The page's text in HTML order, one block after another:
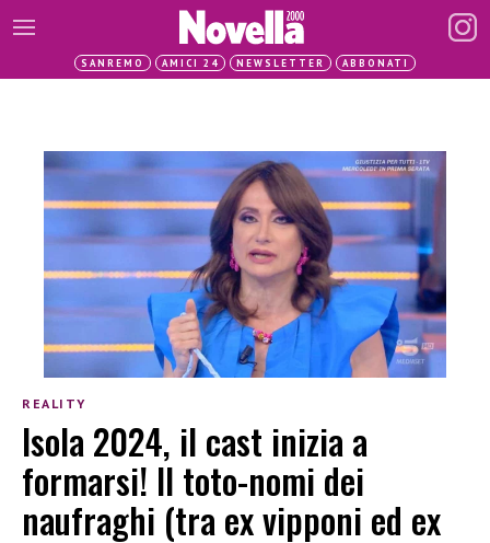
SANREMO AMICI 24 NEWSLETTER ABBONATI
REALITY
Isola 2024, il cast inizia a
formarsi! Il toto-nomi dei
naufraghi (tra ex vipponi ed ex